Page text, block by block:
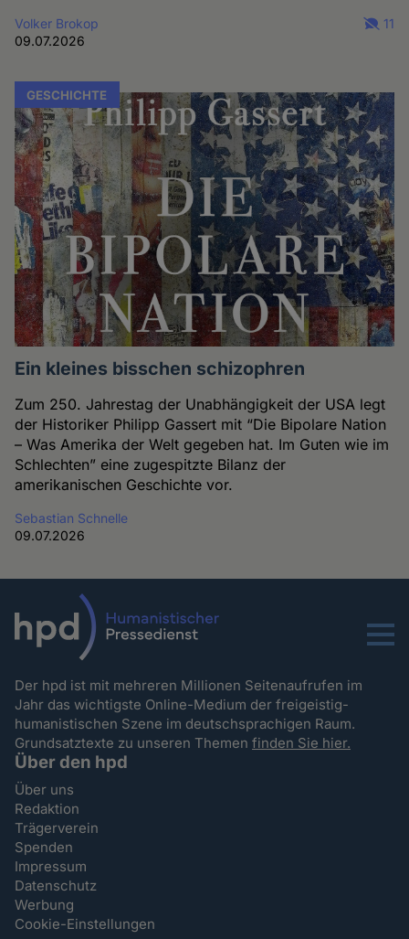
Volker Brokop
09.07.2026
11
GESCHICHTE
Ein kleines bisschen schizophren
Zum 250. Jahrestag der Unabhängigkeit der USA legt
der Historiker Philipp Gassert mit “Die Bipolare Nation
– Was Amerika der Welt gegeben hat. Im Guten wie im
Schlechten” eine zugespitzte Bilanz der
amerikanischen Geschichte vor.
Sebastian Schnelle
09.07.2026
Menu
Der hpd ist mit mehreren Millionen Seitenaufrufen im
Jahr das wichtigste Online-Medium der freigeistig-
humanistischen Szene im deutschsprachigen Raum.
Grundsatztexte zu unseren Themenfinden Sie hier.
Über den hpd
Über uns
Redaktion
Trägerverein
Spenden
Impressum
Datenschutz
Werbung
Cookie-Einstellungen